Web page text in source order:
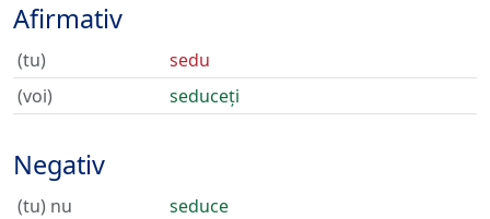
Afirmativ
(tu)
sedu
(voi)
seduceți
Negativ
(tu) nu
seduce